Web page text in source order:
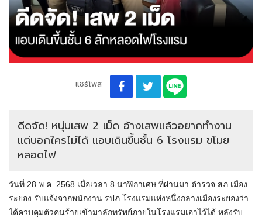
แชร์โพส
ดีดจัด! หนุ่มเสพ 2 เม็ด อ้างเสพแล้วอยากทำงาน
แต่บอกใครไม่ได้ แอบเดินขึ้นชั้น 6 โรงแรม ขโมย
หลอดไฟ
วันที่ 28 พ.ค. 2568 เมื่อเวลา 8 นาฬิกาเศษ ที่ผ่านมา ตำรวจ สภ.เมือง
ระยอง รับแจ้งจากพนักงาน รปภ.โรงแรมแห่งหนึ่งกลางเมืองระยองว่า
ได้ควบคุมตัวคนร้ายเข้ามาลักทรัพย์ภายในโรงแรมเอาไว้ได้ หลังรับ